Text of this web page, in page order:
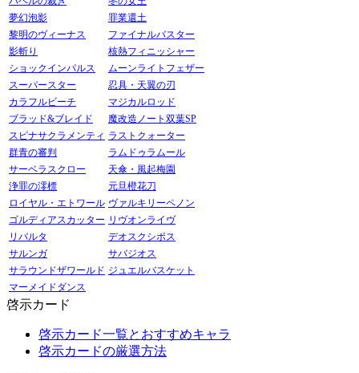
夢幻泡影
罪業還土
黎明のヴィーナス
ファイナルバスター
影斬り
核熱フィニッシャー
ショックインパルス
ムーンライトフェザー
スーパースター
忍具・天翼の刃
カラフルビーチ
マジカルロッド
ブラッド&ブレイド
魔改造ノート双葉SP
スピナサクラメンティ ラストクォーター
群青の審判
ラムドゥラムール
サーベラスクロー
天傘・風起梅園
浄罪の澪標
元旦橙花刀
ロイヤル・エトワール ヴァルキリーペノン
ゴルディアスカッター リヴオンライヴ
リバルタ
デオスクシポス
サルンガ
サバジオス
サラウンドザワールド ジュエルバスケット
マーメイドダンス
啓示カード
啓示カード一覧とおすすめキャラ
啓示カードの厳選方法